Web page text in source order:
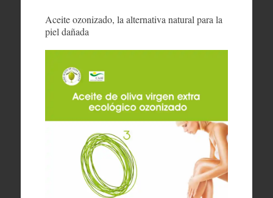
Aceite ozonizado, la alternativa natural para la
piel dañada